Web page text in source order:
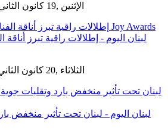
GMT 18:07 2026 الإثنين ,19 كانون الثاني / يناير
إطلالات راقية تبرز أناقة الفنانات السعوديات في حفل Joy Awards
GMT 11:02 2026 الثلاثاء ,20 كانون الثاني / يناير
لبنان تحت تأثير منخفض بارد وتقلبات